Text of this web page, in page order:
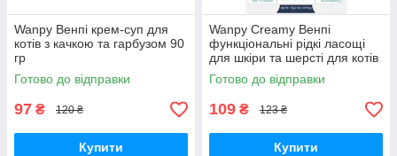
Wanpy Венпі крем-суп для
котів з качкою та гарбузом 90
гр
Готово до відправки
97 ₴ 120 ₴
Купити
Wanpy Creamy Венпі
функціональні рідкі ласощі
для шкіри та шерсті для котів
70 гр
Готово до відправки
109 ₴ 123 ₴
Купити